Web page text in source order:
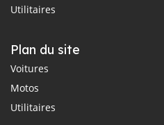
Utilitaires
Plan du site
Voitures
Motos
Utilitaires